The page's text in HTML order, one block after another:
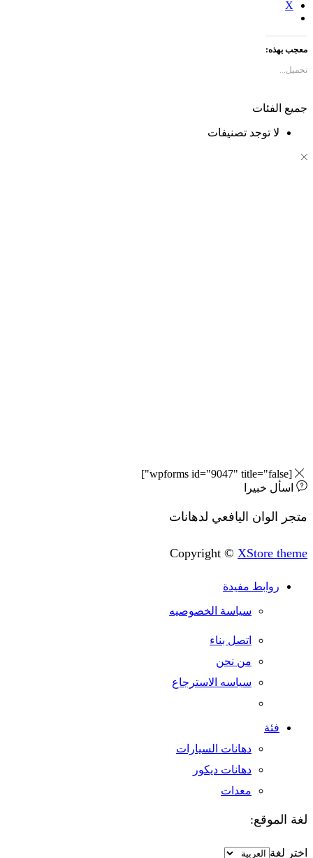
توجد تصنيفات
خبيرا
اليافعي لدهانات
Copyright ©
مفيدة
سياسة الخصوصيه
اتصل بناء
من نحن
سياسه الاسترجاع
دهانات السيارات
دهانات ديكور
معدات